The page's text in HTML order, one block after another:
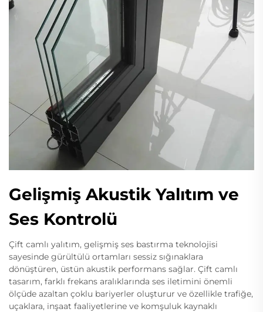
Gelişmiş Akustik Yalıtım ve
Ses Kontrolü
Çift camlı yalıtım, gelişmiş ses bastırma teknolojisi
sayesinde gürültülü ortamları sessiz sığınaklara
dönüştüren, üstün akustik performans sağlar. Çift camlı
tasarım, farklı frekans aralıklarında ses iletimini önemli
ölçüde azaltan çoklu bariyerler oluşturur ve özellikle trafiğe,
uçaklara, inşaat faaliyetlerine ve komşuluk kaynaklı